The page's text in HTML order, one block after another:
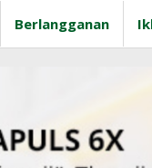
Berlangganan